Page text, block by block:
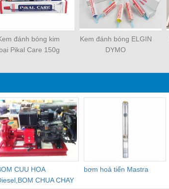
đánh bóng kim
Pikal Care 150g
Kem đánh bóng ELGIN
DYMO
CUU HOA
CHUA CHAY
bơm hoả tiển Mastra